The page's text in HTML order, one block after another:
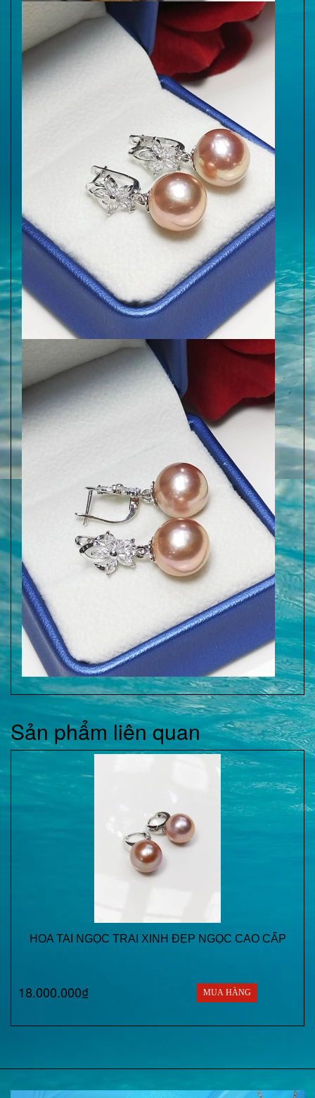
Sản phẩm liên quan
HOA TAI NGỌC TRAI XINH ĐẸP NGỌC CAO CẤP
18.000.000₫ MUA HÀNG